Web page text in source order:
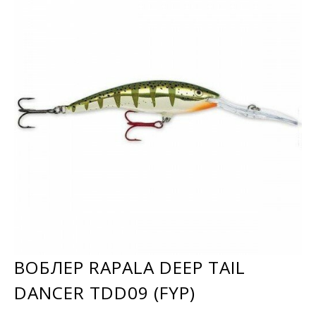
ВОБЛЕР RAPALA DEEP TAIL
DANCER TDD09 (FYP)